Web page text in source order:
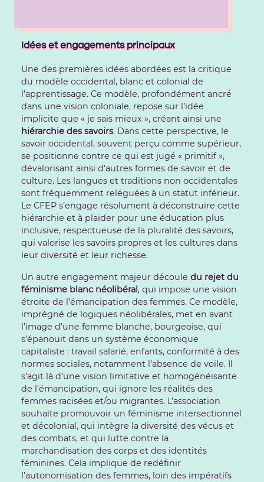
Idées et engagements principaux
Une des premières idées abordées est la critique
du modèle occidental, blanc et colonial de
l’apprentissage. Ce modèle, profondément ancré
dans une vision coloniale, repose sur l’idée
implicite que « je sais mieux », créant ainsi une
hiérarchie des savoirs. Dans cette perspective, le
savoir occidental, souvent perçu comme supérieur,
se positionne contre ce qui est jugé « primitif »,
dévalorisant ainsi d’autres formes de savoir et de
culture. Les langues et traditions non occidentales
sont fréquemment reléguées à un statut inférieur.
Le CFEP s’engage résolument à déconstruire cette
hiérarchie et à plaider pour une éducation plus
inclusive, respectueuse de la pluralité des savoirs,
qui valorise les savoirs propres et les cultures dans
leur diversité et leur richesse.
Un autre engagement majeur découle du rejet du
féminisme blanc néolibéral, qui impose une vision
étroite de l’émancipation des femmes. Ce modèle,
imprégné de logiques néolibérales, met en avant
l’image d’une femme blanche, bourgeoise, qui
s’épanouit dans un système économique
capitaliste : travail salarié, enfants, conformité à des
normes sociales, notamment l’absence de voile. Il
s’agit là d’une vision limitative et homogénéisante
de l’émancipation, qui ignore les réalités des
femmes racisées et/ou migrantes. L’association
souhaite promouvoir un féminisme intersectionnel
et décolonial, qui intègre la diversité des vécus et
des combats, et qui lutte contre la
marchandisation des corps et des identités
féminines. Cela implique de redéfinir
l’autonomisation des femmes, loin des impératifs